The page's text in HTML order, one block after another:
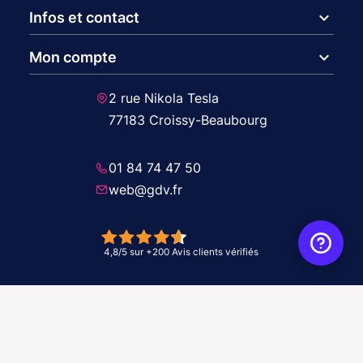
Infos et contact expand_more
Mon compte expand_more
2 rue Nikola Tesla
77183 Croissy-Beaubourg
01 84 74 47 50
web@gdv.fr